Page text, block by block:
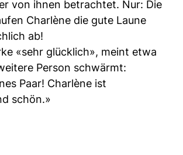
von ihnen betrachtet. Nur: Die
Charlène die gute Laune
ab!
«sehr glücklich», meint etwa
Person schwärmt:
Paar! Charlène ist
schön.»